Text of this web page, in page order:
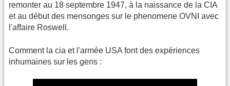
remonter au 18 septembre 1947, à la naissance de la CIA
et au début des mensonges sur le phenomene OVNI avec
l'affaire Roswell.
Comment la cia et l'armée USA font des expériences
inhumaines sur les gens :